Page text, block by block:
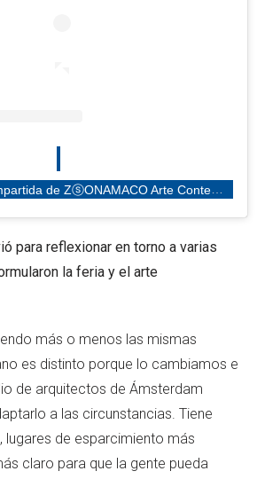
Una publicación compartida de ZⓢONAMACO Arte Contemporáneo (@zonamaco)
para reflexionar en torno a varias
la feria y el arte
más o menos las mismas
es distinto porque lo cambiamos e
de arquitectos de Ámsterdam
a las circunstancias. Tiene
lugares de esparcimiento más
claro para que la gente pueda